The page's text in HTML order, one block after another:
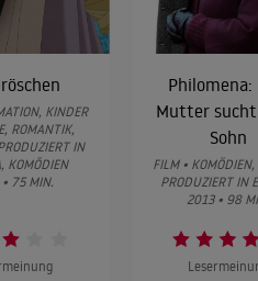
KINDER
ROMANTIK,
IN
KOMÖDIEN
75 MIN.
Philomena:
Mutter
Sohn
FILM •
PRODUZIERT IN
2013 • 98